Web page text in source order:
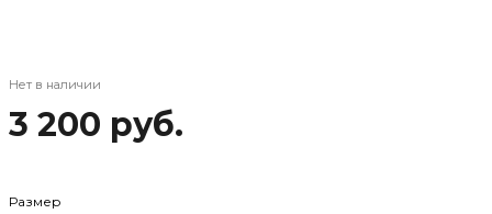
Нет в наличии
3 200 руб.
Размер